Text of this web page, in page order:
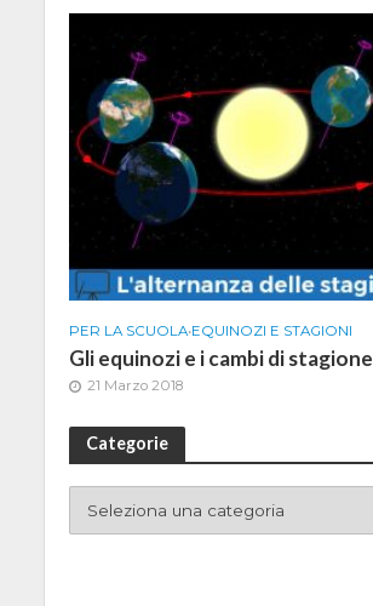
PER LA SCUOLA•EQUINOZI E STAGIONI
Gli equinozi e i cambi di stagione
21 Marzo 2018
Categorie